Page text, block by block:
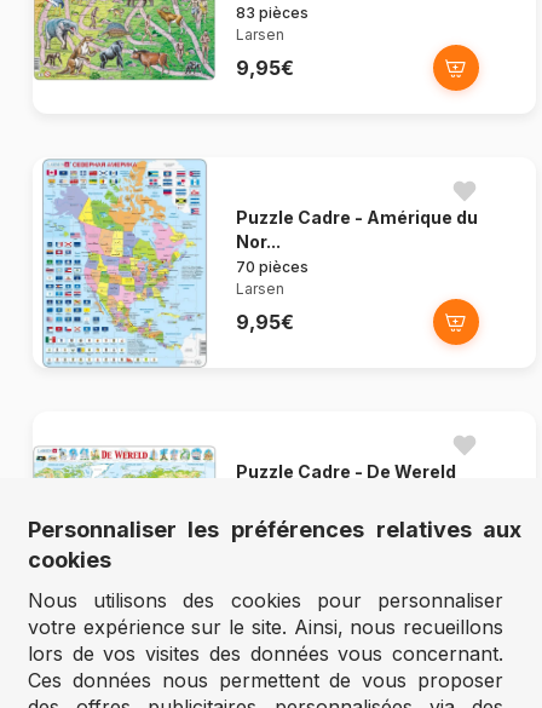
83 pièces
Larsen
9,95€
Puzzle Cadre - Amérique du
Nor...
70 pièces
Larsen
9,95€
Puzzle Cadre - De Wereld
80 pièces
Larsen
Personnaliser les préférences relatives aux
cookies
Nous utilisons des cookies pour personnaliser
votre expérience sur le site. Ainsi, nous recueillons
lors de vos visites des données vous concernant.
Ces données nous permettent de vous proposer